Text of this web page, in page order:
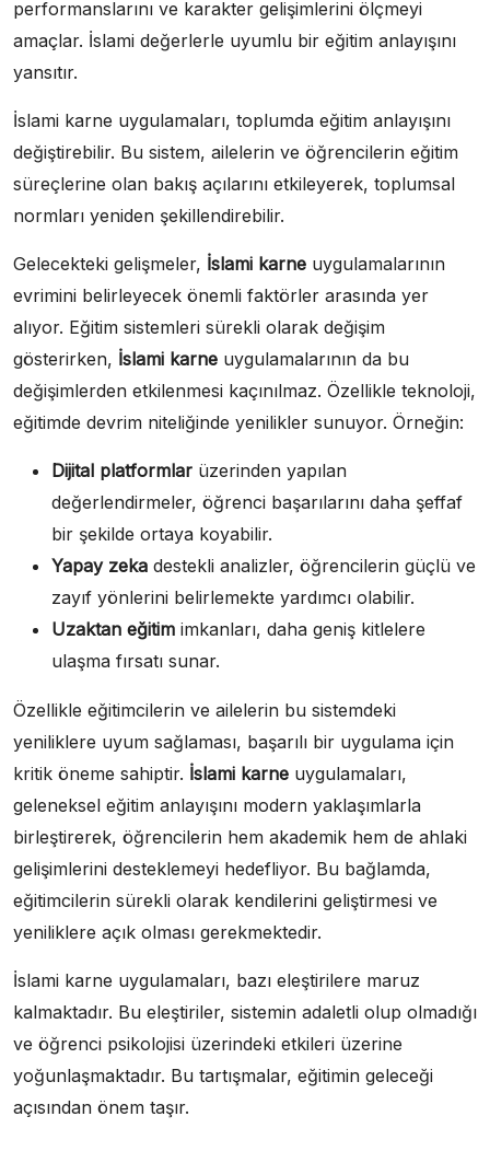
performanslarını ve karakter gelişimlerini ölçmeyi
amaçlar. İslami değerlerle uyumlu bir eğitim anlayışını
yansıtır.
İslami karne uygulamaları, toplumda eğitim anlayışını
değiştirebilir. Bu sistem, ailelerin ve öğrencilerin eğitim
süreçlerine olan bakış açılarını etkileyerek, toplumsal
normları yeniden şekillendirebilir.
Gelecekteki gelişmeler, İslami karne uygulamalarının
evrimini belirleyecek önemli faktörler arasında yer
alıyor. Eğitim sistemleri sürekli olarak değişim
gösterirken, İslami karne uygulamalarının da bu
değişimlerden etkilenmesi kaçınılmaz. Özellikle teknoloji,
eğitimde devrim niteliğinde yenilikler sunuyor. Örneğin:
Dijital platformlar üzerinden yapılan
değerlendirmeler, öğrenci başarılarını daha şeffaf
bir şekilde ortaya koyabilir.
Yapay zeka destekli analizler, öğrencilerin güçlü ve
zayıf yönlerini belirlemekte yardımcı olabilir.
Uzaktan eğitim imkanları, daha geniş kitlelere
ulaşma fırsatı sunar.
Özellikle eğitimcilerin ve ailelerin bu sistemdeki
yeniliklere uyum sağlaması, başarılı bir uygulama için
kritik öneme sahiptir. İslami karne uygulamaları,
geleneksel eğitim anlayışını modern yaklaşımlarla
birleştirerek, öğrencilerin hem akademik hem de ahlaki
gelişimlerini desteklemeyi hedefliyor. Bu bağlamda,
eğitimcilerin sürekli olarak kendilerini geliştirmesi ve
yeniliklere açık olması gerekmektedir.
İslami karne uygulamaları, bazı eleştirilere maruz
kalmaktadır. Bu eleştiriler, sistemin adaletli olup olmadığı
ve öğrenci psikolojisi üzerindeki etkileri üzerine
yoğunlaşmaktadır. Bu tartışmalar, eğitimin geleceği
açısından önem taşır.